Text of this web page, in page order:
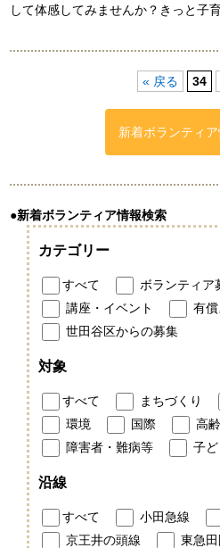
して体感してみませんか？きっと
« 戻る 34
新着ボランティ
●新着ボランティア情報検索
カテゴリー
すべて
ボランティア
講座・イベント
有
世田谷区からの募集
対象
すべて まちづくり
環境
国際
高
障害者・難病等
子ど
沿線
すべて 小田急線
京王井の頭線
東急